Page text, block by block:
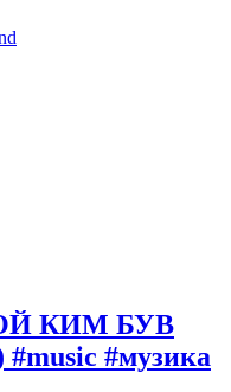
КИМ БУВ
#music #музика